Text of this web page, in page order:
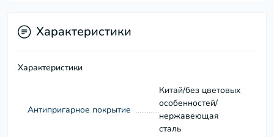
Характеристики
Характеристики
Антипригарное покрытие
Китай/без цветовых
особенностей/
нержавеющая
сталь